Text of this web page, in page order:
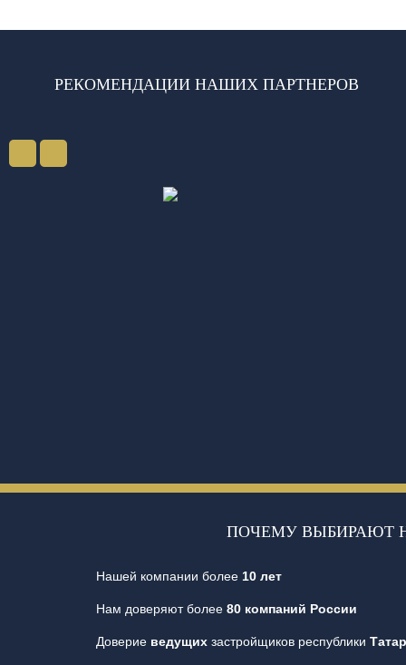
РЕКОМЕНДАЦИИ НАШИХ ПАРТНЕРОВ
ПОЧЕМУ ВЫБИРАЮТ
Нашей компании более 10 лет
Нам доверяют более80 компаний России
Доверие ведущих застройщиков республики